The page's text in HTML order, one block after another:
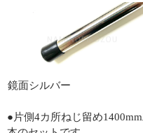
鏡面シルバー
●片側4カ所ねじ留め